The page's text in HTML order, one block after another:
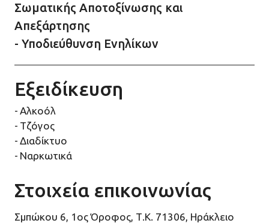
Σωματικής Αποτοξίνωσης και
Απεξάρτησης
- Υποδιεύθυνση Ενηλίκων
Εξειδίκευση
Αλκοόλ
Τζόγος
Διαδίκτυο
Ναρκωτικά
Στοιχεία επικοινωνίας
Σμπώκου 6, 1ος Όροφος, Τ.Κ. 71306, Ηράκλειο